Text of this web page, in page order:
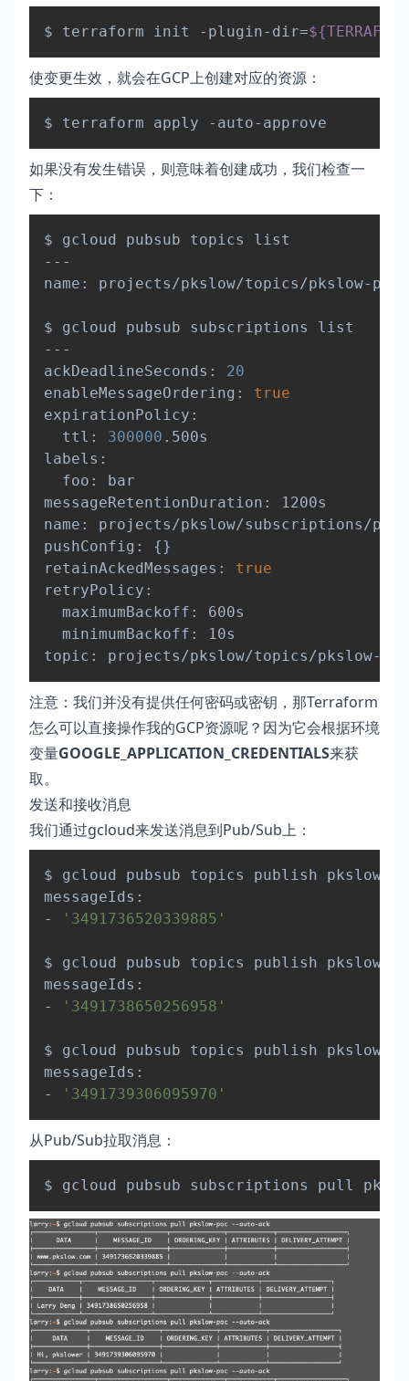
$ terraform init -plugin-dir= Copy
使变更生效，就会在GCP上创建对应的资源：
如果没有发生错误，则意味着创建成功，我们检查一
下：
$ gcloud pubsub topics list
---
name: projects/pkslow/topics/pkslow-poc
$ gcloud pubsub subscriptions list
---
ackDeadlineSeconds: 20
enableMessageOrdering: true
expirationPolicy:
  ttl:
300000 .500s
labels:
  foo: bar
messageRetentionDuration: 1200s
name: projects/pkslow/subscriptions/
pushConfig: {}
retainAckedMessages: true
retryPolicy:
  maximumBackoff: 600s
  minimumBackoff: 10s
注意：我们并没有提供任何密码或密钥，那Terraform
怎么可以直接操作我的GCP资源呢？因为它会根据环境
变量GOOGLE_APPLICATION_CREDENTIALS来获
取。
发送和接收消息
我们通过gcloud来发送消息到Pub/Sub上：
$ gcloud pubsub topics publish pkslow-
messageIds:
-
'3491736520339885'
$ gcloud pubsub topics publish pkslow-
messageIds:
-
'3491738650256958'
$ gcloud pubsub topics publish pkslow-
messageIds:
-
'3491739306095970'
Copy
从Pub/Sub拉取消息：
Copy